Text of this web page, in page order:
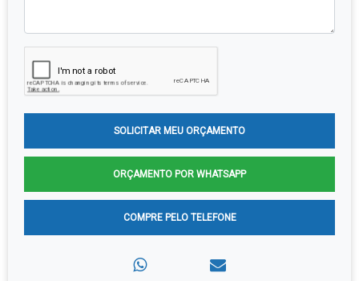
SOLICITAR MEU ORÇAMENTO
ORÇAMENTO POR WHATSAPP
COMPRE PELO TELEFONE